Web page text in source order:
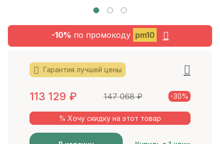
-10% по промокоду pm10
Гарантия лучшей цены
113 129 ₽ 147 068₽ -30%
% Хочу скидку на этот товар